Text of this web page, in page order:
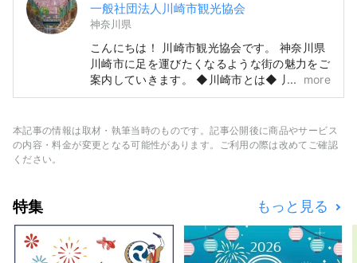
一般社団法人川崎市観光協会
神奈川県
こんにちは！ 川崎市観光協会です。 神奈川県
川崎市に足を運びたくなるような街の魅力をご
案内していきます。 ◆川崎市とは◆ 川崎市
は、東京の隣の神奈川県にありながら、羽田空
浜、鎌倉、箱根にも近く、154万人もの人が暮
らすベットタウンとして人気のある都市です。
のありのままの都市生活に触れることができま
す。 日本の高度経済成長を支えた工業地帯か
ら生まれた工場夜景が有名ですが、江戸幕府を
開いた将軍によって整備された東京から京都ま
more
本記事の情報は取材・執筆当時のものです。記事公開後に商品やサービス
の内容・料金が変更となる可能性があります。ご利用の際は改めてご確認
ください。
特集 もっと見る